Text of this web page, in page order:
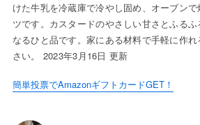
けた牛乳を冷蔵庫で冷やし固め、オーブン
ツです。カスタードのやさしい甘さとふる
なるひと品です。家にある材料で手軽に作
さい。 2023年3月16日 更新
簡単投票でAmazonギフトカードGET！